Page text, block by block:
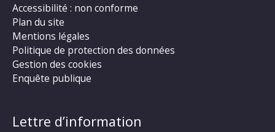
Accessibilité : non conforme
Plan du site
Mentions légales
Politique de protection des données
Gestion des cookies
Enquête publique
Lettre d’information